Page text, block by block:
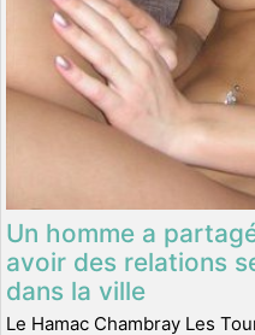
Un homme a
avoir des relations
dans la ville
Le Hamac Chambray Les